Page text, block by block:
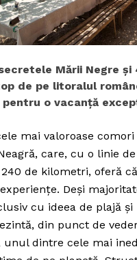
Mării Negre și
de pe litoralul
o vacanță
mai valoroase comori
care, cu o linie
de kilometri, oferă
Deși
cu ideea de plajă și
din punct de
unul dintre cele mai